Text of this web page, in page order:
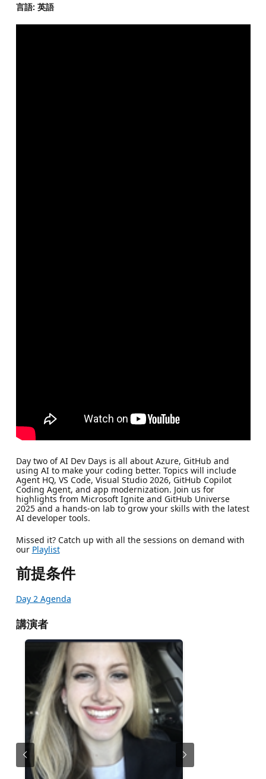
言語: 英語
Day two of AI Dev Days is all about Azure, GitHub and
using AI to make your coding better. Topics will include
Agent HQ, VS Code, Visual Studio 2026, GitHub Copilot
Coding Agent, and app modernization. Join us for
highlights from Microsoft Ignite and GitHub Universe
2025 and a hands-on lab to grow your skills with the latest
AI developer tools.
Missed it? Catch up with all the sessions on demand with
our Playlist
前提条件
Day 2 Agenda
講演者